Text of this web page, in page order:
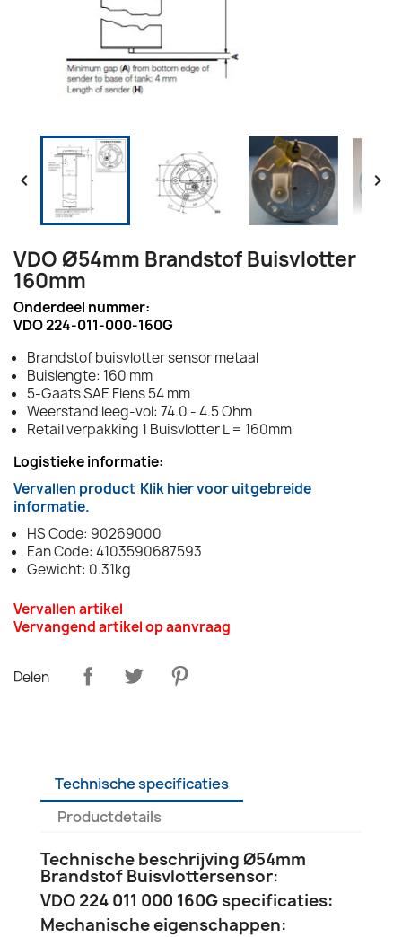
 
VDO Ø54mm Brandstof Buisvlotter
160mm
Onderdeel nummer:
VDO 224-011-000-160G
Brandstof buisvlotter sensor metaal
Buislengte: 160 mm
5-Gaats SAE Flens 54 mm
Weerstand leeg-vol: 74.0 - 4.5 Ohm
Retail verpakking 1 Buisvlotter L = 160mm
Logistieke informatie:
Vervallen product Klik hier voor uitgebreide
informatie.
HS Code: 90269000
Ean Code: 4103590687593
Gewicht: 0.31kg
Vervallen artikel
Vervangend artikel op aanvraag
Delen
Technische specificaties
Productdetails
Technische beschrijving Ø54mm
Brandstof Buisvlottersensor:
VDO 224 011 000 160G specificaties:
Mechanische eigenschappen: